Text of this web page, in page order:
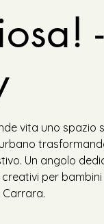
-
vita uno spazio
Un angolo
per bambini